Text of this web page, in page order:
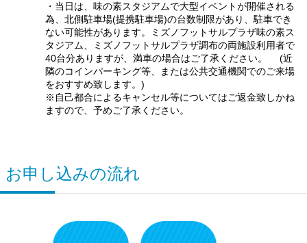
・当日は、味の素スタジアムで大型イベントが開催される
為、北側駐車場(提携駐車場)の台数制限があり、駐車でき
ない可能性があります。ミズノフットサルプラザ味の素ス
タジアム、ミズノフットサルプラザ調布の両施設利用者で
40台分ありますが、満車の場合はご了承ください。 (近
隣のコインパーキング等、または公共交通機関でのご来場
をおすすめ致します。)
※自己都合によるキャンセル等についてはご返金致しかね
ますので、予めご了承ください。
お申し込みの流れ